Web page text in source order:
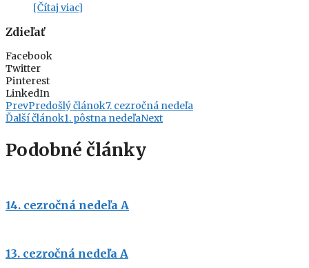
[Čítaj viac]
Zdieľať
Facebook
Twitter
Pinterest
LinkedIn
PrevPredošlý článok7. cezročná nedeľa
Ďalší článok1. pôstna nedeľaNext
Podobné články
14. cezročná nedeľa A
13. cezročná nedeľa A